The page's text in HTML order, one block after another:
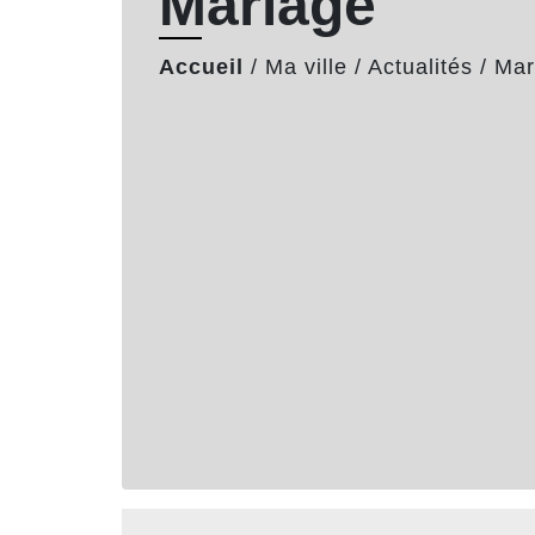
Accueil / Ma ville / Actualités /